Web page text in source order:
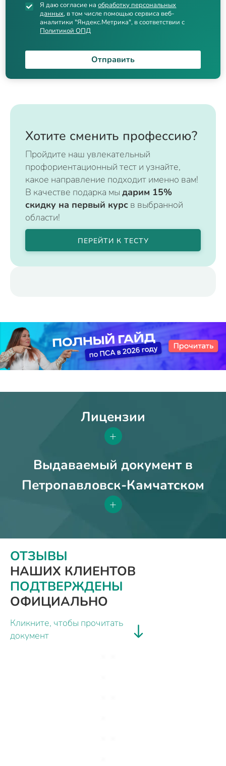
Я даю согласие наобработку персональных
данных, в том числе помощью сервиса веб-
аналитики "Яндекс.Метрика", в соответствии с
Политикой ОПД
Отправить
Хотите сменить профессию?
Пройдите наш увлекательный
профориентационный тест и узнайте,
какое направление подходит именно вам!
В качестве подарка мы дарим 15%
скидку на первый курс в выбранной
области!
ПЕРЕЙТИ К ТЕСТУ
Лицензии
+
Выдаваемый документ в
Петропавловск-Камчатском
+
ОТЗЫВЫ
НАШИХ КЛИЕНТОВ
ПОДТВЕРЖДЕНЫ
ОФИЦИАЛЬНО
Кликните, чтобы прочитать
документ